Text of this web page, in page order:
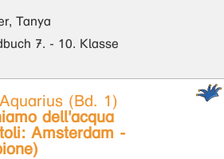
Tanya
7. - 10. Klasse
(Bd. 1)
dell'acqua
Amsterdam -